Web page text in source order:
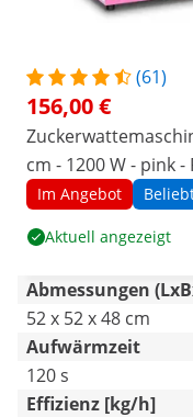
(61)
156,00 €
cm - 1200 W - pink -
Catering
Im Angebot
Aktuell angezeigt
Abmessungen
52 x 52 x 48 cm
Aufwärmzeit
120 s
Effizienz [kg/h]